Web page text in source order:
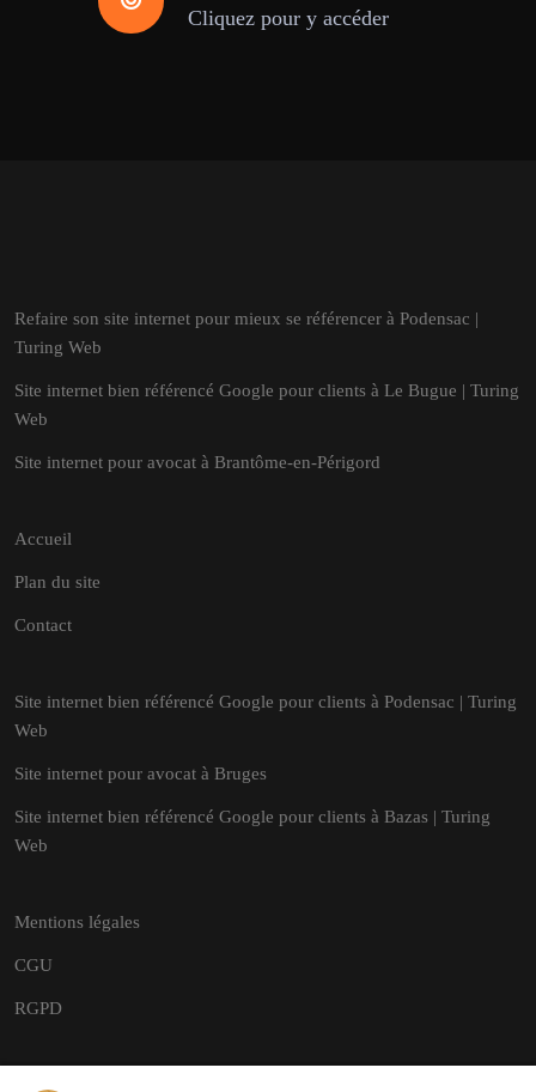
Cliquez pour y accéder
Refaire son site internet pour mieux se référencer à Podensac |
Turing Web
Site internet bien référencé Google pour clients à Le Bugue | Turing
Web
Site internet pour avocat à Brantôme-en-Périgord
Accueil
Plan du site
Contact
Site internet bien référencé Google pour clients à Podensac | Turing
Web
Site internet pour avocat à Bruges
Site internet bien référencé Google pour clients à Bazas | Turing
Web
Mentions légales
CGU
RGPD